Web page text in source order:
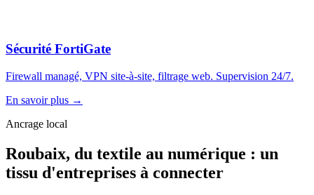
Sécurité FortiGate
Firewall managé, VPN site-à-site, filtrage web. Supervision 24/7.
En savoir plus →
Ancrage local
Roubaix, du textile au numérique : un
tissu d'entreprises à connecter